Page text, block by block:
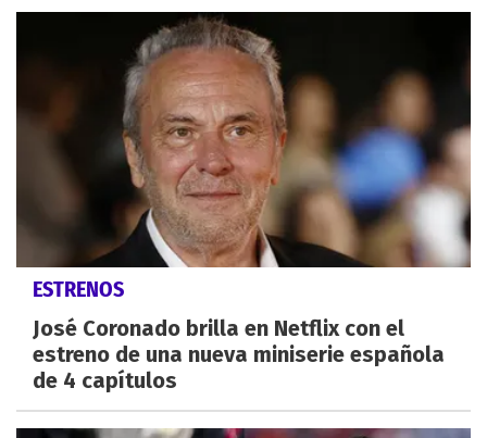
ESTRENOS
José Coronado brilla en Netflix con el
estreno de una nueva miniserie española
de 4 capítulos